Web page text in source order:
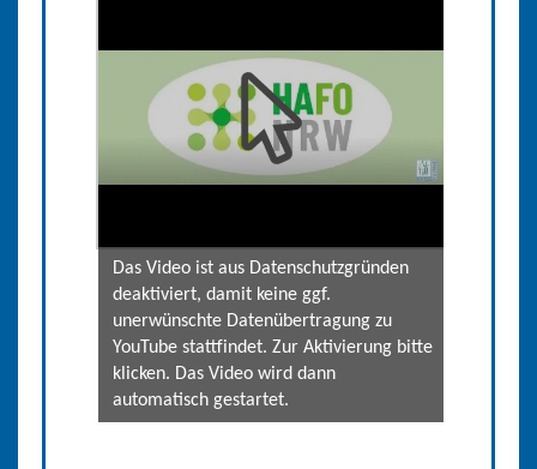
Das Video ist aus Datenschutzgründen
deaktiviert, damit keine ggf.
unerwünschte Datenübertragung zu
YouTube stattfindet. Zur Aktivierung bitte
klicken. Das Video wird dann
automatisch gestartet.